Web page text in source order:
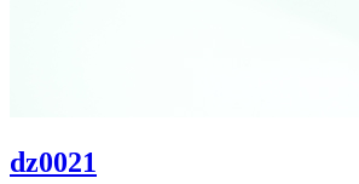
dz0021